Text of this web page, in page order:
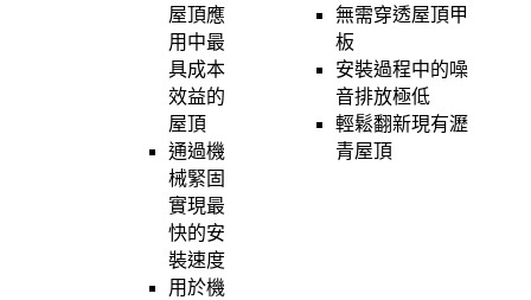
屋頂應
用中最
具成本
效益的
屋頂
通過機
械緊固
實現最
快的安
裝速度
用於機
無需穿透屋頂甲
板
安裝過程中的噪
音排放極低
輕鬆翻新現有瀝
青屋頂